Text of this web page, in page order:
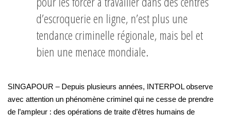
d’escroquerie en ligne, n’est plus une
tendance criminelle régionale, mais bel et
bien une menace mondiale.
SINGAPOUR – Depuis plusieurs années, INTERPOL observe
avec attention un phénomène criminel qui ne cesse de prendre
de l’ampleur : des opérations de traite d’êtres humains de